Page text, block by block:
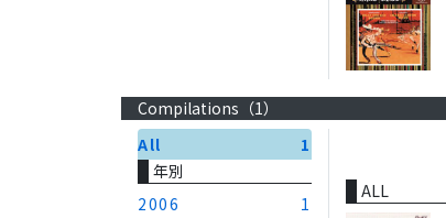
Compilations（1）
All
1
年別
2006
1
ALL